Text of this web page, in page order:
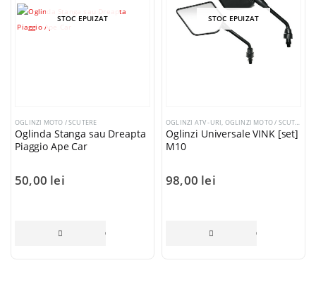
STOC EPUIZAT
OGLINZI MOTO / SCUTERE
Oglinda Stanga sau Dreapta
Piaggio Ape Car
50,00 lei
CITEȘTE MAI MULT
STOC EPUIZAT
OGLINZI ATV -URI, OGLINZI MOTO / SCUTERE
Oglinzi Universale VINK [set]
M10
98,00 lei
CITEȘTE MAI